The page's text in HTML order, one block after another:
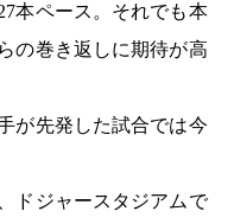
本ペース。それでも本
の巻き返しに期待が高
が先発した試合では今
ドジャースタジアムで